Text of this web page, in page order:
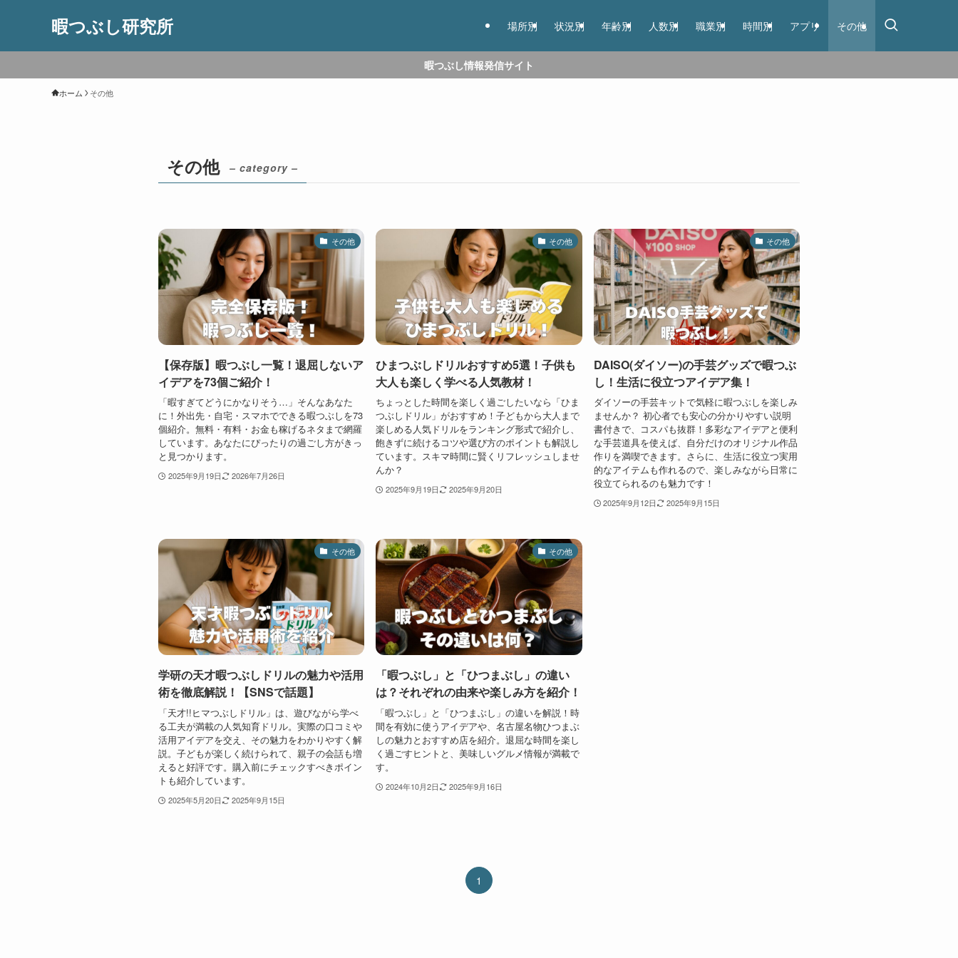
暇つぶし研究所 場所別 状況別 年齢別 人数別 職業別 時間別 アプリ その他
暇つぶし情報発信サイト
ホーム その他
その他 – category –
その他
【保存版】暇つぶし一覧！退屈しないア
イデアを73個ご紹介！
「暇すぎてどうにかなりそう…」そんなあなた
に！外出先・自宅・スマホでできる暇つぶしを73
個紹介。無料・有料・お金も稼げるネタまで網羅
しています。あなたにぴったりの過ごし方がきっ
と見つかります。
2025年9月19日 2026年7月26日
その他
ひまつぶしドリルおすすめ5選！子供も
大人も楽しく学べる人気教材！
ちょっとした時間を楽しく過ごしたいなら「ひま
つぶしドリル」がおすすめ！子どもから大人まで
楽しめる人気ドリルをランキング形式で紹介し、
飽きずに続けるコツや選び方のポイントも解説し
ています。スキマ時間に賢くリフレッシュしませ
んか？
2025年9月19日 2025年9月20日
その他
DAISO(ダイソー)の手芸グッズで暇つぶ
し！生活に役立つアイデア集！
ダイソーの手芸キットで気軽に暇つぶしを楽しみ
ませんか？ 初心者でも安心の分かりやすい説明
書付きで、コスパも抜群！多彩なアイデアと便利
な手芸道具を使えば、自分だけのオリジナル作品
作りを満喫できます。さらに、生活に役立つ実用
的なアイテムも作れるので、楽しみながら日常に
役立てられるのも魅力です！
2025年9月12日 2025年9月15日
その他
学研の天才暇つぶしドリルの魅力や活用
術を徹底解説！【SNSで話題】
「天才!!ヒマつぶしドリル」は、遊びながら学べ
る工夫が満載の人気知育ドリル。実際の口コミや
活用アイデアを交え、その魅力をわかりやすく解
説。子どもが楽しく続けられて、親子の会話も増
えると好評です。購入前にチェックすべきポイン
トも紹介しています。
2025年5月20日 2025年9月15日
その他
「暇つぶし」と「ひつまぶし」の違い
は？それぞれの由来や楽しみ方を紹介！
「暇つぶし」と「ひつまぶし」の違いを解説！時
間を有効に使うアイデアや、名古屋名物ひつまぶ
しの魅力とおすすめ店を紹介。退屈な時間を楽し
く過ごすヒントと、美味しいグルメ情報が満載で
す。
2024年10月2日 2025年9月16日
1